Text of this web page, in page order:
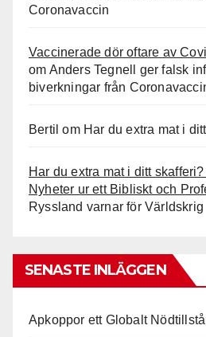
Coronavaccin
Vaccinerade dör oftare av
om Anders Tegnell ger falsk
biverkningar från
Bertil om Har du extra mat i
Har du extra mat i ditt
Nyheter ur ett Bibliskt och
Ryssland varnar för Världskrig
SENASTE INLÄGGEN
Apkoppor ett Globalt